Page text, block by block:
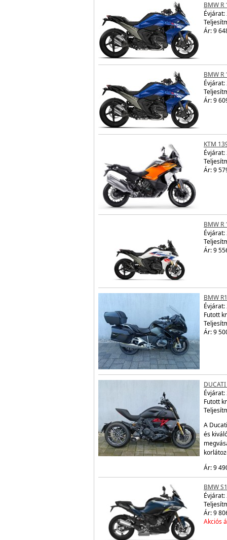
BMW R
Évjárat:
Ár: 9
BMW R
Évjárat:
Ár: 9
KTM
Évjárat:
Ár: 9
BMW R
Évjárat:
Ár: 9
BMW
Évjárat:
Futott
Ár: 9
Évjárat:
Futott
A
és
Ár: 9
BMW
Évjárat:
Ár: 9
Akciós